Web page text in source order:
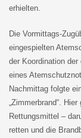
erhielten.
Die Vormittags-
eingespielten
der Koordination
eines
Nachmittag folgte
„Zimmerbrand“.
Rettungsmittel –
retten und die